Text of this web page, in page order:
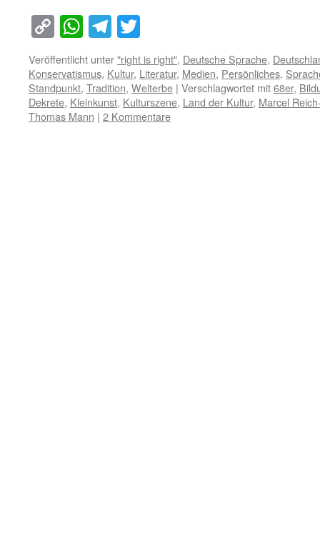
Copy
Link
WhatsApp
Telegram
Veröffentlicht unter"right is right", Deutsche Sprache,
Konservatismus, Kultur, Literatur, Medien, Persönliches,
Standpunkt, Tradition, Welterbe | Verschlagwortet mit68er,
Dekrete, Kleinkunst, Kulturszene, Land der Kultur, Marcel
Thomas Mann | 2 Kommentare